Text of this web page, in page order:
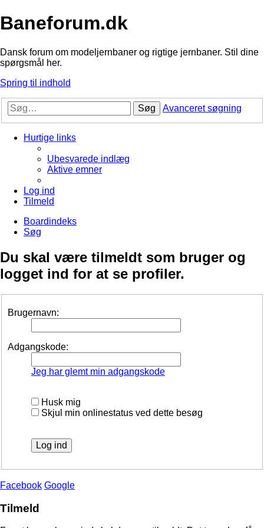
Baneforum.dk
Dansk forum om modeljernbaner og rigtige jernbaner. Stil dine
spørgsmål her.
Spring til indhold
Søg Avanceret søgning
Hurtige links
Ubesvarede indlæg
Aktive emner
Log ind
Tilmeld
Boardindeks
Søg
Du skal være tilmeldt som bruger og
logget ind for at se profiler.
Brugernavn:
Adgangskode:
Jeg har glemt min adgangskode
Husk mig
Skjul min onlinestatus ved dette besøg
Facebook Google
Tilmeld